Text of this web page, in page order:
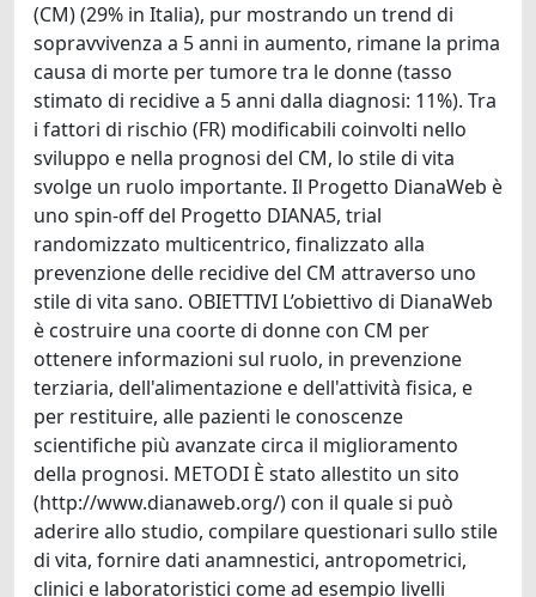
(CM) (29% in Italia), pur mostrando un trend di
sopravvivenza a 5 anni in aumento, rimane la prima
causa di morte per tumore tra le donne (tasso
stimato di recidive a 5 anni dalla diagnosi: 11%). Tra
i fattori di rischio (FR) modificabili coinvolti nello
sviluppo e nella prognosi del CM, lo stile di vita
svolge un ruolo importante. Il Progetto DianaWeb è
uno spin-off del Progetto DIANA5, trial
randomizzato multicentrico, finalizzato alla
prevenzione delle recidive del CM attraverso uno
stile di vita sano. OBIETTIVI L’obiettivo di DianaWeb
è costruire una coorte di donne con CM per
ottenere informazioni sul ruolo, in prevenzione
terziaria, dell'alimentazione e dell'attività fisica, e
per restituire, alle pazienti le conoscenze
scientifiche più avanzate circa il miglioramento
della prognosi. METODI È stato allestito un sito
(http://www.dianaweb.org/) con il quale si può
aderire allo studio, compilare questionari sullo stile
di vita, fornire dati anamnestici, antropometrici,
clinici e laboratoristici come ad esempio livelli